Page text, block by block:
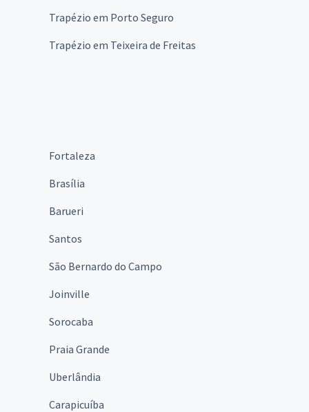
Trapézio em Porto Seguro
Trapézio em Teixeira de Freitas
Fortaleza
Brasília
Barueri
Santos
São Bernardo do Campo
Joinville
Sorocaba
Praia Grande
Uberlândia
Carapicuíba